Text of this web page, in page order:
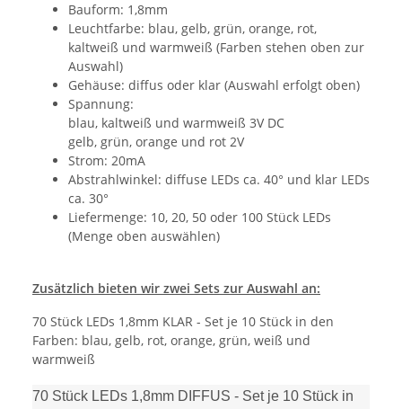
Bauform: 1,8mm
Leuchtfarbe: blau, gelb, grün, orange, rot,
kaltweiß und warmweiß (Farben stehen oben zur
Auswahl)
Gehäuse: diffus oder klar (Auswahl erfolgt oben)
Spannung:
blau, kaltweiß und warmweiß 3V DC
gelb, grün, orange und rot 2V
Strom: 20mA
Abstrahlwinkel: diffuse LEDs ca. 40° und klar LEDs
ca. 30°
Liefermenge: 10, 20, 50 oder 100 Stück LEDs
(Menge oben auswählen)
Zusätzlich bieten wir zwei Sets zur Auswahl an:
70 Stück LEDs 1,8mm KLAR - Set je 10 Stück in den
Farben: blau, gelb, rot, orange, grün, weiß und
warmweiß
70 Stück LEDs 1,8mm DIFFUS - Set je 10 Stück in